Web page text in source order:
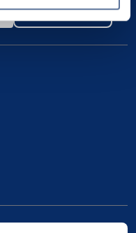
Prenumerera